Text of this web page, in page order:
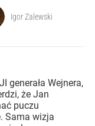
Igor Zalewski
generała Wejnera,
że Jan
puczu
Sama wizja